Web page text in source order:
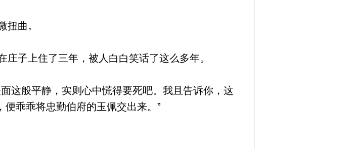
曲。
子上住了三年，被人白白笑话了这么多年。
这般平静，实则心中慌得要死吧。我且告诉你，这
乖乖将忠勤伯府的玉佩交出来。”